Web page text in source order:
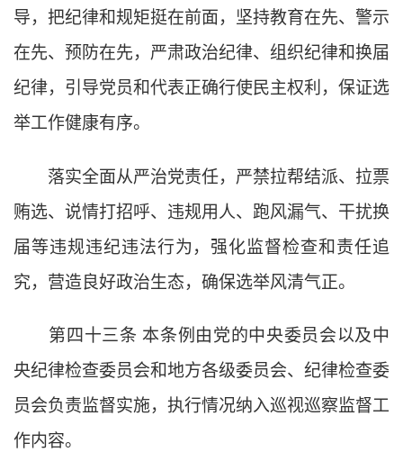
导，把纪律和规矩挺在前面，坚持教育在先、警示
在先、预防在先，严肃政治纪律、组织纪律和换届
纪律，引导党员和代表正确行使民主权利，保证选
举工作健康有序。
落实全面从严治党责任，严禁拉帮结派、拉票
贿选、说情打招呼、违规用人、跑风漏气、干扰换
届等违规违纪违法行为，强化监督检查和责任追
究，营造良好政治生态，确保选举风清气正。
第四十三条 本条例由党的中央委员会以及中
央纪律检查委员会和地方各级委员会、纪律检查委
员会负责监督实施，执行情况纳入巡视巡察监督工
作内容。